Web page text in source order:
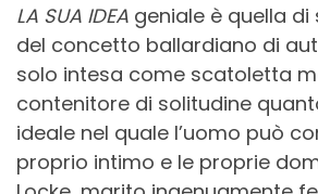
LA SUA IDEA geniale è quella
del concetto ballardiano di
solo intesa come scatoletta
contenitore di solitudine
ideale nel quale l’uomo può
proprio intimo e le proprie